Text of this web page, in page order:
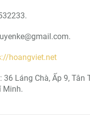
hoangviet.net
Láng Chà, Ấp 9, Tân
Minh.